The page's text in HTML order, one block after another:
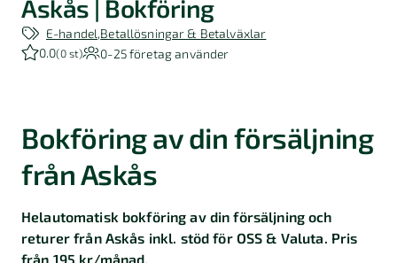
Om Fortnox
Karriär
Kontakt
Askås | Bokföring
E-handel Betallösningar & Betalväxlar
0.0(0 st) 0-25företag använder
Bokföring av din försäljning
från Askås
Helautomatisk bokföring av din försäljning och
returer från Askås inkl. stöd för OSS & Valuta. Pris
från 195 kr/månad.